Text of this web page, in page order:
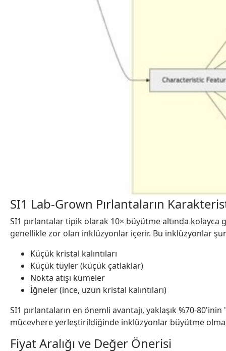
SI1 Lab-Grown Pırlantaların
SI1 pırlantalar tipik olarak 10× büyütme altında
genellikle zor olan inklüzyonlar içerir. Bu inklüzyonlar
Küçük kristal kalıntıları
Küçük tüyler (küçük çatlaklar)
Nokta atışı kümeler
İğneler (ince, uzun kristal kalıntıları)
SI1 pırlantaların en önemli avantajı, yaklaşık %70-
mücevhere yerleştirildiğinde inklüzyonlar büyütme
Fiyat Aralığı ve Değer Önerisi